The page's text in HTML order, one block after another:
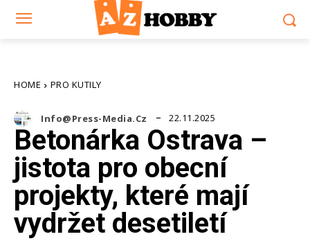
HOME PRO KUTILY
Info@press-Media.cz 22.11.2025
Betonárka Ostrava –
jistota pro obecní
projekty, které mají
vydržet desetiletí